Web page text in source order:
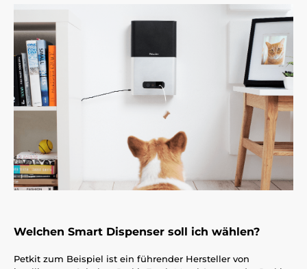
Welchen Smart Dispenser soll ich wählen?
Petkit zum Beispiel ist ein führender Hersteller von